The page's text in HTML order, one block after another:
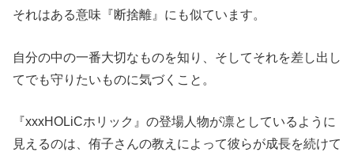
それはある意味『断捨離』にも似ています。
自分の中の一番大切なものを知り、そしてそれを差し出し
てでも守りたいものに気づくこと。
『xxxHOLiCホリック』の登場人物が凛としているように
見えるのは、侑子さんの教えによって彼らが成長を続けて